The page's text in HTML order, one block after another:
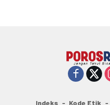
Indeks Kode Etik